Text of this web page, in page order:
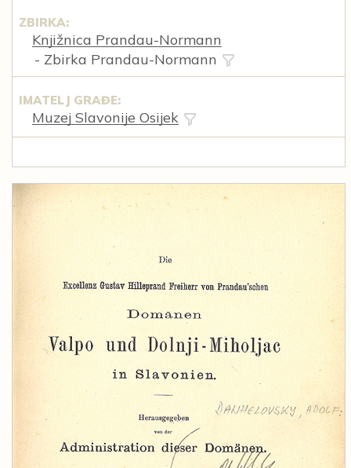
ZBIRKA:
Knjižnica Prandau-Normann
- Zbirka Prandau-Normann
IMATELJ GRAĐE:
Muzej Slavonije Osijek